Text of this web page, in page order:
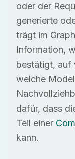
oder der
generierte
trägt im
Information,
bestätigt, auf
welche
dafür, dass
Teil einer
kann.